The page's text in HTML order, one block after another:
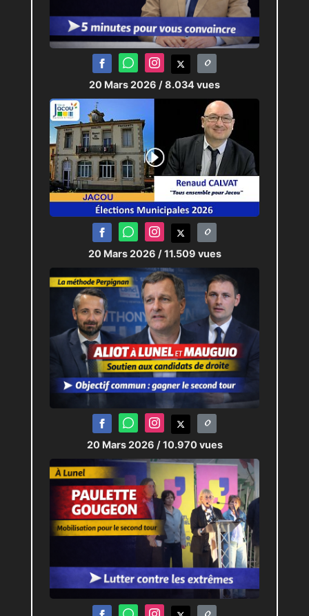
20 Mars 2026 / 8.034 vues
20 Mars 2026 / 11.509 vues
20 Mars 2026 / 10.970 vues